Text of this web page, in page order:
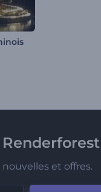
et offres.